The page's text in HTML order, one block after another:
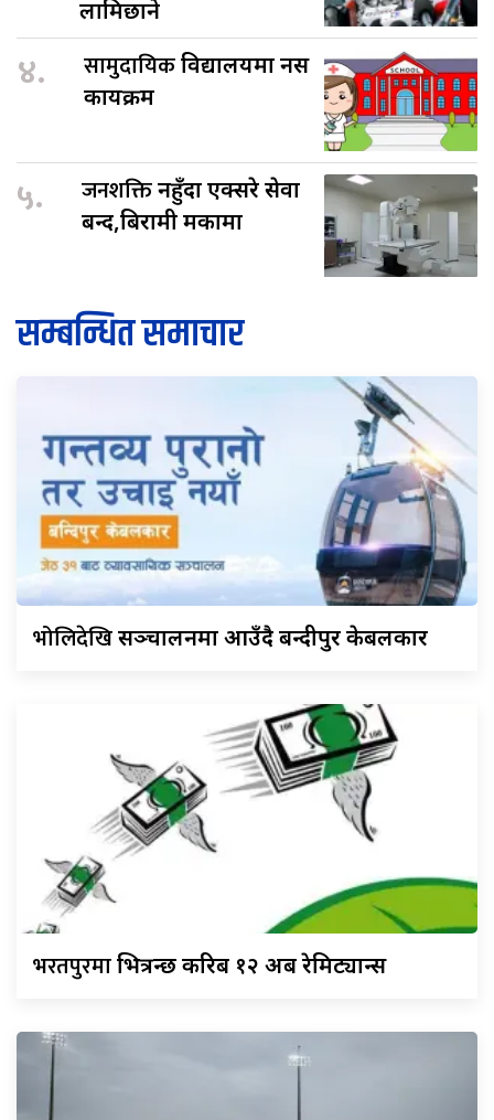
लामिछाने
४. सामुदायिकविद्यालयमा नर्स
कार्यक्रम
५. जनशक्तिनहुँदा एक्सरे सेवा
बन्द,बिरामी मर्कामा
सम्बन्धित समाचार
भोलिदेखिसञ्चालनमा आउँदै बन्दीपुर केबलकार
भरतपुरमाभित्रन्छ करिब १२ अर्ब रेमिट्यान्स